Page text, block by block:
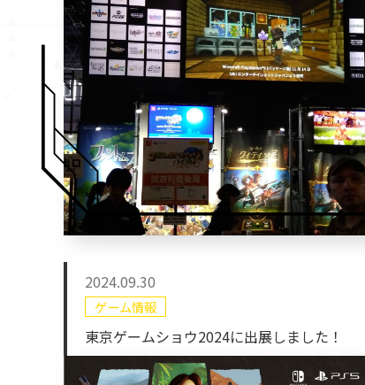
2024.09.30
ゲーム情報
東京ゲームショウ2024に出展しました！